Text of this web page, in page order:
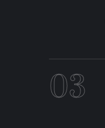
03